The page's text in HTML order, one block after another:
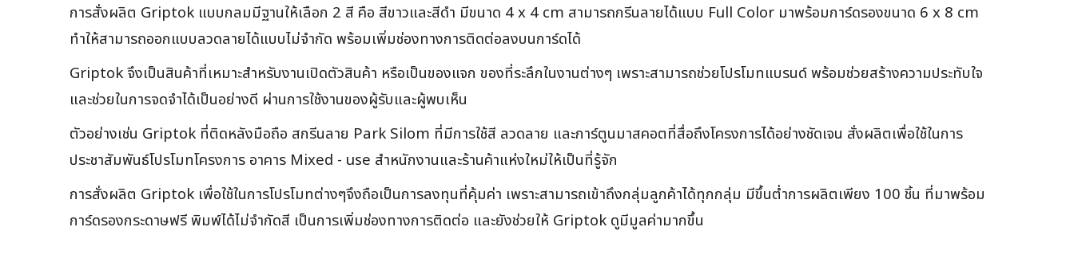
การสั่งผลิต Griptok แบบกลมมีฐานให้เลือก 2 สี คือ สีขาวและสีดำ มีขนาด 4 x 4 cm สามารถกรีนลายได้แบบ Full Color มาพร้อมการ์ดรองขนาด 6 x 8 cm
ทำให้สามารถออกแบบลวดลายได้แบบไม่จำกัด พร้อมเพิ่มช่องทางการติดต่อลงบนการ์ดได้
Griptok จึงเป็นสินค้าที่เหมาะสำหรับงานเปิดตัวสินค้า หรือเป็นของแจก ของที่ระลึกในงานต่างๆ เพราะสามารถช่วยโปรโมทแบรนด์ พร้อมช่วยสร้างความประทับใจ
และช่วยในการจดจำได้เป็นอย่างดี ผ่านการใช้งานของผู้รับและผู้พบเห็น
ตัวอย่างเช่น Griptok ที่ติดหลังมือถือ สกรีนลาย Park Silom ที่มีการใช้สี ลวดลาย และการ์ตูนมาสคอตที่สื่อถึงโครงการได้อย่างชัดเจน สั่งผลิตเพื่อใช้ในการ
ประชาสัมพันธ์โปรโมทโครงการ อาคาร Mixed - use สำหนักงานและร้านค้าแห่งใหม่ให้เป็นที่รู้จัก
การสั่งผลิต Griptok เพื่อใช้ในการโปรโมทต่างๆจึงถือเป็นการลงทุนที่คุ้มค่า เพราะสามารถเข้าถึงกลุ่มลูกค้าได้ทุกกลุ่ม มีขึ้นต่ำการผลิตเพียง 100 ชิ้น ที่มาพร้อม
การ์ดรองกระดาษฟรี พิมพ์ได้ไม่จำกัดสี เป็นการเพิ่มช่องทางการติดต่อ และยังช่วยให้ Griptok ดูมีมูลค่ามากขึ้น